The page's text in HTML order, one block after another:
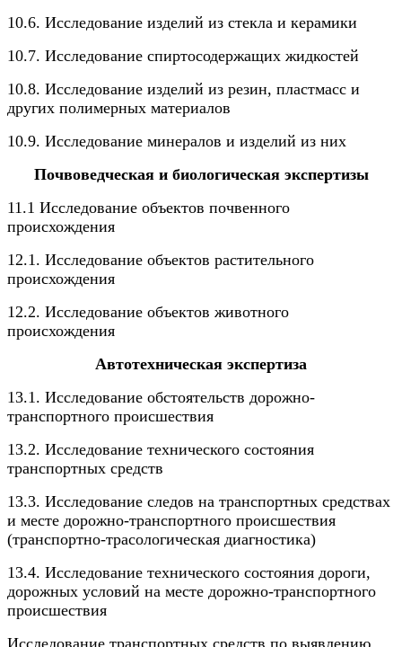
10.6. Исследование изделий из стекла и керамики
10.7. Исследование спиртосодержащих жидкостей
10.8. Исследование изделий из резин, пластмасс и
других полимерных материалов
10.9. Исследование минералов и изделий из них
Почвоведческая и биологическая экспертизы
11.1 Исследование объектов почвенного
происхождения
12.1. Исследование объектов растительного
происхождения
12.2. Исследование объектов животного
происхождения
Автотехническая экспертиза
13.1. Исследование обстоятельств дорожно-
транспортного происшествия
13.2. Исследование технического состояния
транспортных средств
13.3. Исследование следов на транспортных средствах
и месте дорожно-транспортного происшествия
(транспортно-трасологическая диагностика)
13.4. Исследование технического состояния дороги,
дорожных условий на месте дорожно-транспортного
происшествия